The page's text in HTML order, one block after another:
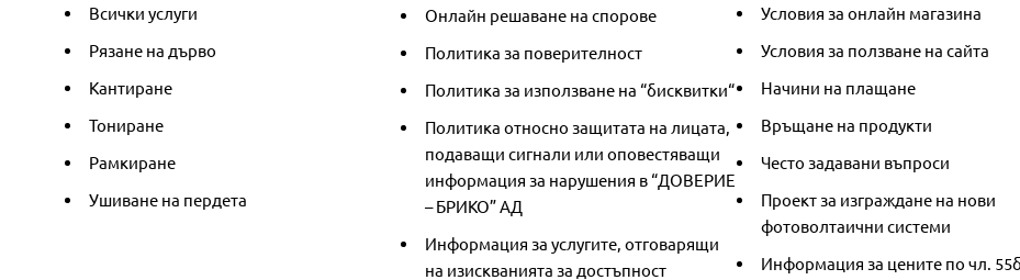
Всички услуги
Рязане на дърво
Кантиране
Тониране
Рамкиране
Ушиване на пердета
Онлайн решаване на спорове
Политика за поверителност
Политика за използване на “бисквитки“
Политика относно защитата на лицата,
подаващи сигнали или оповестяващи
информация за нарушения в “ДОВЕРИЕ
– БРИКО” АД
Информация за услугите, отговарящи
на изискванията за достъпност
Условия за онлайн магазина
Условия за ползване на сайта
Начини на плащане
Връщане на продукти
Често задавани въпроси
Проект за изграждане на нови
фотоволтаични системи
Информация за цените по чл.